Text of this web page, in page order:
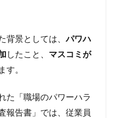
背景としては、パワハ
したこと、 マスコミが
す。
た「職場のパワーハラ
報告書」では、従業員